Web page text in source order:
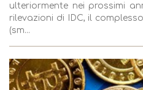
ulteriormente nei prossimi
rilevazioni di IDC, il
(sm...